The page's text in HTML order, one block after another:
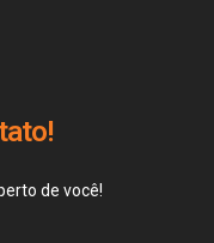
de você!